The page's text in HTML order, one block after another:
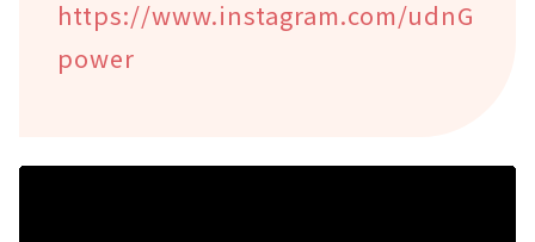
https://www.instagram.com/udnG
power